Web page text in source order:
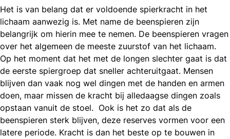
Het is van belang dat er voldoende spierkracht in het
lichaam aanwezig is. Met name de beenspieren zijn
belangrijk om hierin mee te nemen. De beenspieren vragen
over het algemeen de meeste zuurstof van het lichaam.
Op het moment dat het met de longen slechter gaat is dat
de eerste spiergroep dat sneller achteruitgaat. Mensen
blijven dan vaak nog wel dingen met de handen en armen
doen, maar missen de kracht bij alledaagse dingen zoals
opstaan vanuit de stoel. Ook is het zo dat als de
beenspieren sterk blijven, deze reserves vormen voor een
latere periode. Kracht is dan het beste op te bouwen in